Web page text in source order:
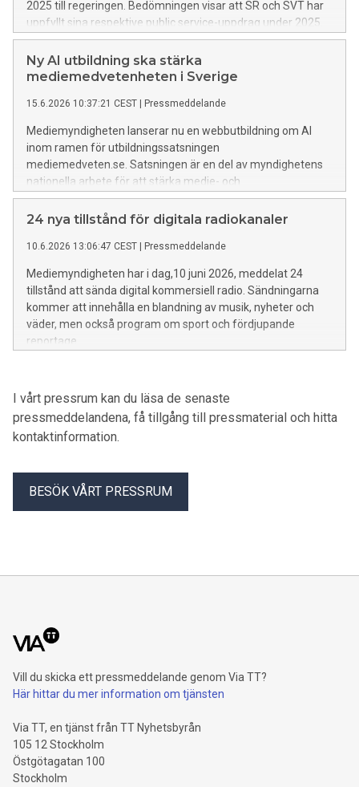
2025 till regeringen. Bedömningen visar att SR och SVT har
uppfyllt sina respektive public service-uppdrag under 2025.
SVT kritiseras dock fortsatt för bristande kvalitet i
textningen. UR har uppfyllt uppdraget utom i ett avseende
som gäller utbildningsutbudet för högskolan.
Ny AI utbildning ska stärka
mediemedvetenheten i Sverige
15.6.2026 10:37:21 CEST Pressmeddelande
Mediemyndigheten lanserar nu en webbutbildning om AI
inom ramen för utbildningssatsningen
mediemedveten.se. Satsningen är en del av myndighetens
nationella arbete för att stärka medie- och
informationskunnigheten (MIK) i befolkningen.
24 nya tillstånd för digitala radiokanaler
10.6.2026 13:06:47 CEST Pressmeddelande
Mediemyndigheten har i dag,10 juni 2026, meddelat 24
tillstånd att sända digital kommersiell radio. Sändningarna
kommer att innehålla en blandning av musik, nyheter och
väder, men också program om sport och fördjupande
reportage.
I vårt pressrum kan du läsa de senaste
pressmeddelandena, få tillgång till pressmaterial och hitta
kontaktinformation.
BESÖK VÅRT PRESSRUM
Vill du skicka ett pressmeddelande genom Via TT?
Här hittar du mer information om tjänsten
Via TT, en tjänst från TT Nyhetsbyrån
105 12 Stockholm
Östgötagatan 100
Stockholm